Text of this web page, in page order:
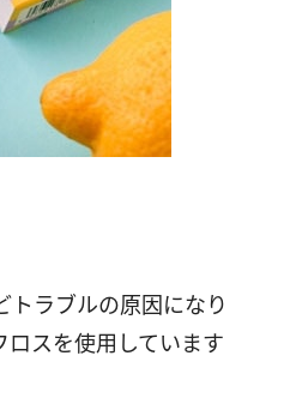
ラブルの原因になり
スを使用しています